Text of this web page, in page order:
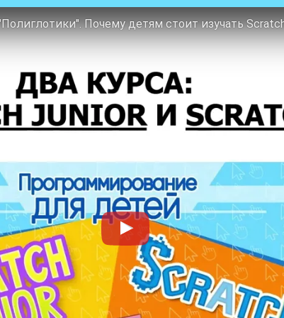
Почему детям стоит изучать